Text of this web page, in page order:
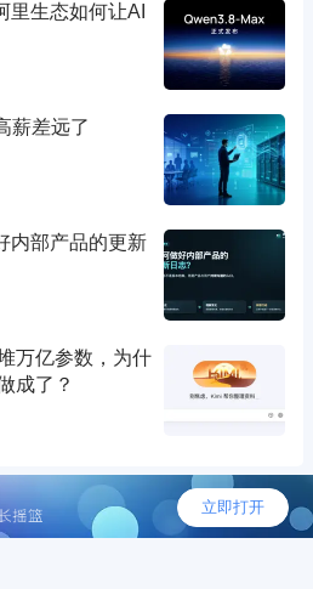
里生态如何让AI
薪差远了
内部产品的更新
万亿参数，为什
成了？
人人都是产品经理